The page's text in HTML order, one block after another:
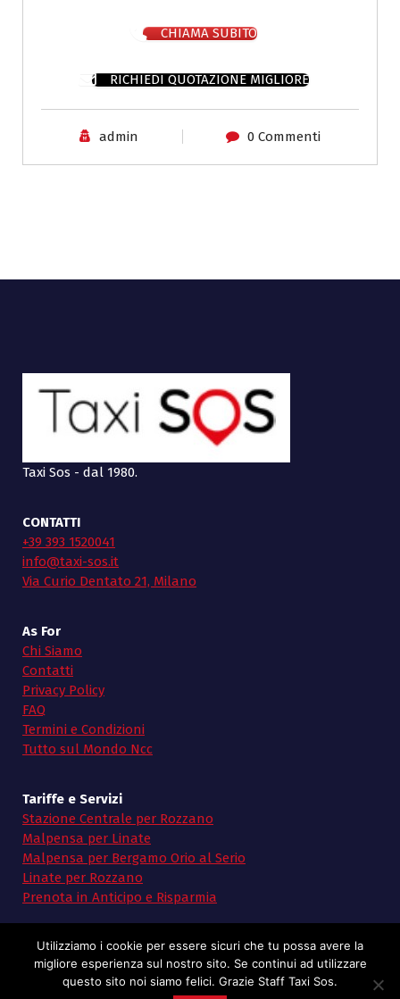
CHIAMA SUBITO
RICHIEDI QUOTAZIONE MIGLIORE
admin 0 Commenti
Taxi Sos - dal 1980.
CONTATTI
+39 393 1520041
info@taxi-sos.it
Via Curio Dentato 21, Milano
As For
Chi Siamo
Contatti
Privacy Policy
FAQ
Termini e Condizioni
Tutto sul Mondo Ncc
Tariffe e Servizi
Stazione Centrale per Rozzano
Malpensa per Linate
Malpensa per Bergamo Orio al Serio
Linate per Rozzano
Prenota in Anticipo e Risparmia
Utilizziamo i cookie per essere sicuri che tu possa avere la
migliore esperienza sul nostro sito. Se continui ad utilizzare
questo sito noi siamo felici. Grazie Staff Taxi Sos.